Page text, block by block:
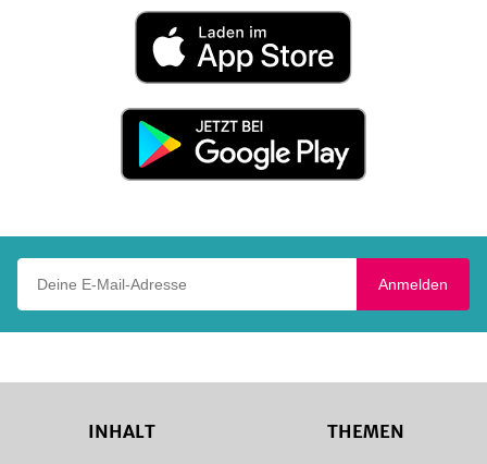
Laden
im
App
Jetzt
Google
Anmelden
INHALT THEMEN